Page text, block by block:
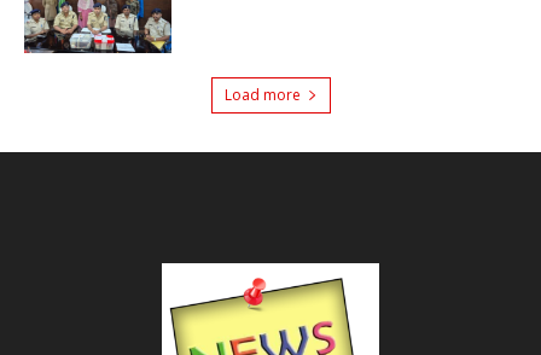
Load more